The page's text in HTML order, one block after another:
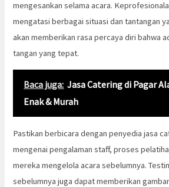
mengesankan selama acara.
mengatasi berbagai situasi dan tantangan
akan memberikan rasa percaya diri bahwa
tangan yang tepat.
Baca juga: Jasa Catering di Pagar
Enak & Murah
Pastikan berbicara dengan penyedia jasa
mengenai pengalaman staff, proses
mereka mengelola acara sebelumnya.
sebelumnya juga dapat memberikan